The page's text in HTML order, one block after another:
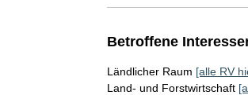
Betroffene
Ländlicher Raum [alle RV
Land- und Forstwirtschaft